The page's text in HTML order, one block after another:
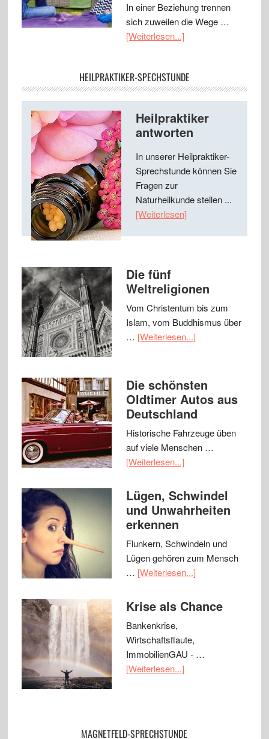
In einer Beziehung trennen
sich zuweilen die Wege …
[Weiterlesen...]
HEILPRAKTIKER-SPECHSTUNDE
Heilpraktiker
antworten
In unserer Heilpraktiker-
Sprechstunde können Sie
Fragen zur
Naturheilkunde stellen ...
[Weiterlesen]
Die fünf
Weltreligionen
Vom Christentum bis zum
Islam, vom Buddhismus über
… [Weiterlesen...]
Die schönsten
Oldtimer Autos aus
Deutschland
Historische Fahrzeuge üben
auf viele Menschen …
[Weiterlesen...]
Lügen, Schwindel
und Unwahrheiten
erkennen
Flunkern, Schwindeln und
Lügen gehören zum Mensch
… [Weiterlesen...]
Krise als Chance
Bankenkrise,
Wirtschaftsflaute,
ImmobilienGAU - …
[Weiterlesen...]
MAGNETFELD-SPRECHSTUNDE